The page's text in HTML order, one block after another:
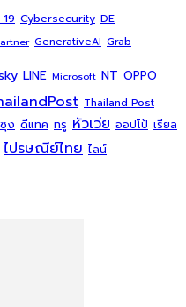
Cybersecurity DE
GenerativeAI Grab
LINE Microsoft NT OPPO
Thailand Post
ง ดีแทค ทรู หัวเว่ย ออปโป้ เรียล
ไปรษณีย์ไทย ไลน์